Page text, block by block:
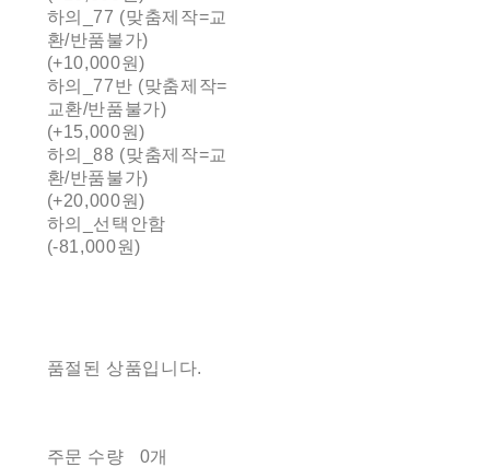
하의_77 (맞춤제작=교
환/반품불가)
(+10,000원)
하의_77반 (맞춤제작=
교환/반품불가)
(+15,000원)
하의_88 (맞춤제작=교
환/반품불가)
(+20,000원)
하의_선택안함
(-81,000원)
품절된 상품입니다.
주문 수량
0개